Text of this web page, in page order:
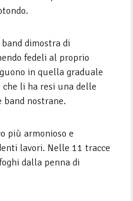
dimostra di
fedeli al proprio
in quella graduale
li ha resi una delle
nostrane.
più armonioso e
lavori. Nelle 11 tracce
dalla penna di